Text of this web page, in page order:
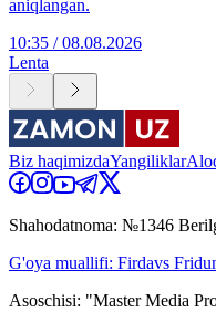
aniqlangan.
10:35 / 08.08.2026
Lenta
Biz haqimizdaYangiliklar
Shahodatnoma: №1346
G'oya muallifi: Firdavs
Asoschisi: "Master Media